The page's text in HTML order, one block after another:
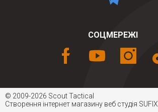
СОЦМЕРЕЖІ
© 2009-2026 Scout Tactical
Створення інтернет магазину веб студія SUFIX